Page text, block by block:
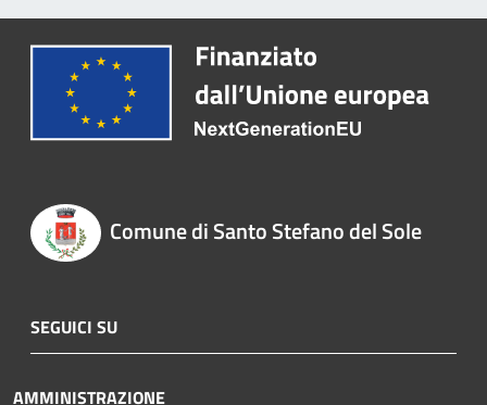
Comune di Santo Stefano del Sole
SEGUICI SU
AMMINISTRAZIONE